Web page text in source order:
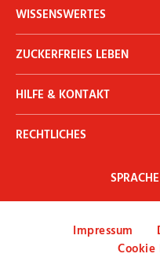
WISSENSWERTES
ADI Rechner
Historie
Newsletter
ZUCKERFREIES LEBEN
Diabetes
Ernährung & Gesundheit
Mythen & Fakten
HILFE & KONTAKT
Mein Konto
RECHTLICHES
Widerrufsbelehrung
Impressum
Cookie